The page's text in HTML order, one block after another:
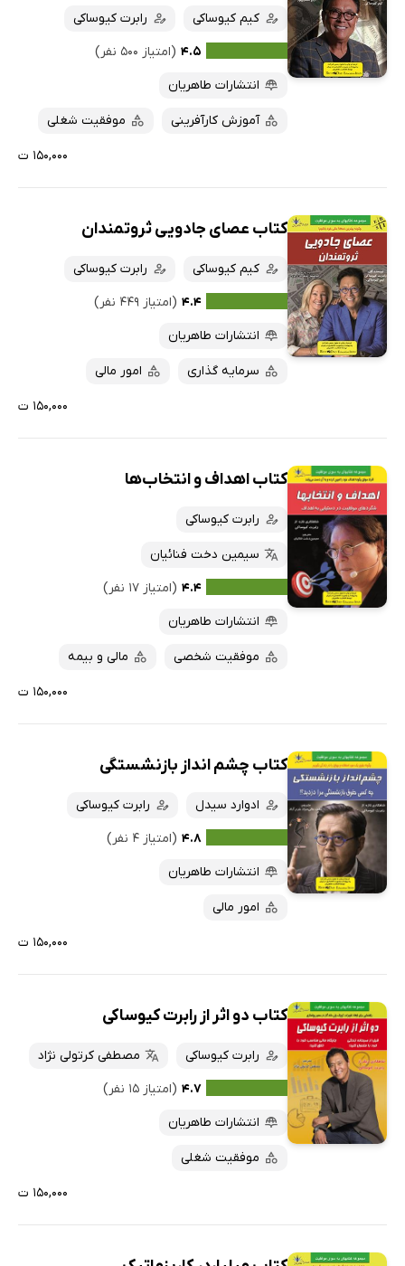
کیم کیوساکی
رابرت کیوساکی
۴.۵ (امتیاز ۵۰۰ نفر)
انتشارات طاهریان
آموزش کارآفرینی موفقیت شغلی
۱۵۰,۰۰۰ ت
کتاب عصای جادویی ثروتمندان
کیم کیوساکی
رابرت کیوساکی
۴.۴ (امتیاز ۴۴۹ نفر)
انتشارات طاهریان
سرمایه گذاری امور مالی
۱۵۰,۰۰۰ ت
کتاب اهداف و انتخاب‌ها
رابرت کیوساکی
سیمین دخت فنائیان
۴.۴ (امتیاز ۱۷ نفر)
انتشارات طاهریان
موفقیت شخصی مالی و بیمه
۱۵۰,۰۰۰ ت
کتاب چشم انداز بازنشستگی
ادوارد سیدل
رابرت کیوساکی
۴.۸ (امتیاز ۴ نفر)
انتشارات طاهریان
امور مالی
۱۵۰,۰۰۰ ت
کتاب دو اثر از رابرت کیوساکی
رابرت کیوساکی
مصطفی کرتولی نژاد
۴.۷ (امتیاز ۱۵ نفر)
انتشارات طاهریان
موفقیت شغلی
۱۵۰,۰۰۰ ت